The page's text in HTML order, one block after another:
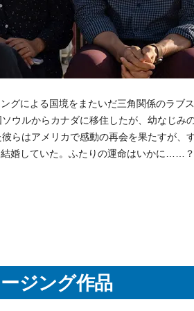
グによる国境をまたいだ三角関係のラブ
ウルからカナダに移住したが、幼なじみ
らはアメリカで感動の再会を果たすが、
婚していた。ふたりの運命はいかに……？
ジング作品